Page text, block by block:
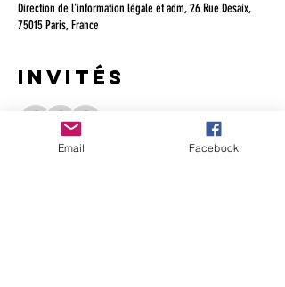
Direction de l'information légale et adm, 26 Rue Desaix,
75015 Paris, France
Invités
Email Facebook